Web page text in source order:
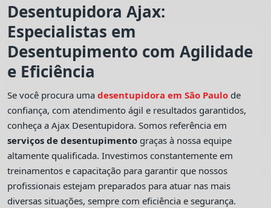
Desentupidora Ajax:
Especialistas em
Desentupimento com Agilidade
e Eficiência
Se você procura umadesentupidora em São Paulo de
confiança, com atendimento ágil e resultados garantidos,
conheça a Ajax Desentupidora. Somos referência em
serviços de desentupimento graças à nossa equipe
altamente qualificada. Investimos constantemente em
treinamentos e capacitação para garantir que nossos
profissionais estejam preparados para atuar nas mais
diversas situações, sempre com eficiência e segurança.